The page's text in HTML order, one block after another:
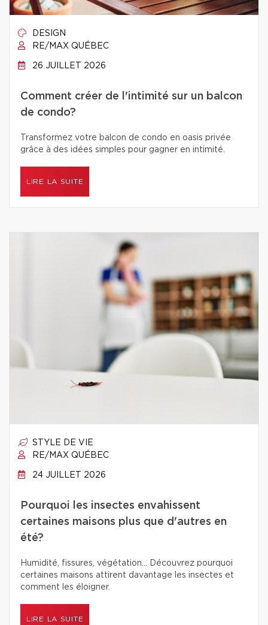
DESIGN
RE/MAX QUÉBEC
26 JUILLET 2026
Comment créer de l'intimité sur un balcon
de condo?
Transformez votre balcon de condo en oasis privée
grâce à des idées simples pour gagner en intimité.
LIRE LA SUITE
STYLE DE VIE
RE/MAX QUÉBEC
24 JUILLET 2026
Pourquoi les insectes envahissent
certaines maisons plus que d'autres en
été?
Humidité, fissures, végétation… Découvrez pourquoi
certaines maisons attirent davantage les insectes et
comment les éloigner.
LIRE LA SUITE